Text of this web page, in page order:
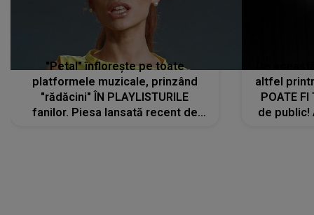
ascultători SĂ O ASCULTE PE
REPEAT